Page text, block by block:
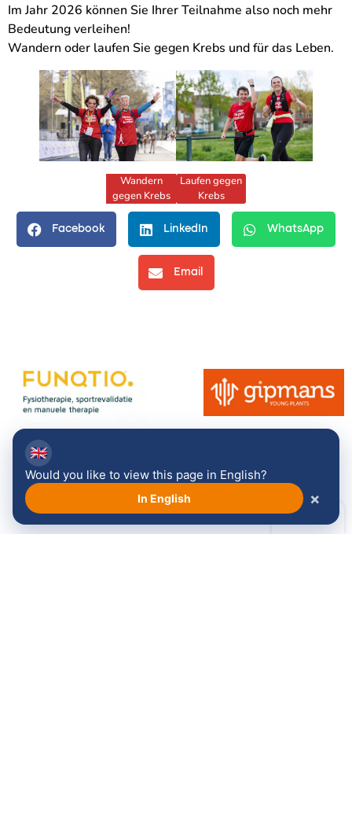
Im Jahr 2026 können Sie Ihrer Teilnahme also noch mehr
Bedeutung verleihen!
Wandern oder laufen Sie gegen Krebs und für das Leben.
Wandern
gegen Krebs
Laufen gegen
Krebs
Facebook LinkedIn WhatsApp
Email
🇬🇧
Would you like to view this page in English?
In English ×